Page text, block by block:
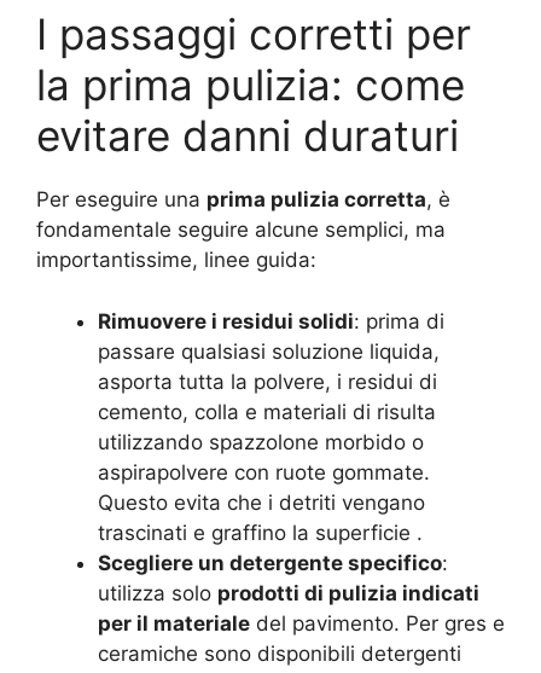
I passaggi corretti per
la prima pulizia: come
evitare danni duraturi
Per eseguire una prima pulizia corretta, è
fondamentale seguire alcune semplici, ma
importantissime, linee guida:
Rimuovere i residui solidi: prima di
passare qualsiasi soluzione liquida,
asporta tutta la polvere, i residui di
cemento, colla e materiali di risulta
utilizzando spazzolone morbido o
aspirapolvere con ruote gommate.
Questo evita che i detriti vengano
trascinati e graffino la superficie .
Scegliere un detergente specifico:
utilizza solo prodotti di pulizia indicati
per il materiale del pavimento. Per gres e
ceramiche sono disponibili detergenti